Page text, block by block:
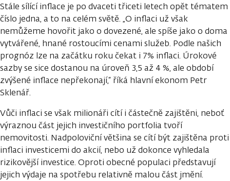
Stále sílící inflace je po dvaceti třiceti letech opět tématem
číslo jedna, a to na celém světě. „O inflaci už však
nemůžeme hovořit jako o dovezené, ale spíše jako o doma
vytvářené, hnané rostoucími cenami služeb. Podle našich
prognóz lze na začátku roku čekat i 7% inflaci. Úrokové
sazby se sice dostanou na úroveň 3,5 až 4 %, ale období
zvýšené inflace nepřekonají,“ říká hlavní ekonom Petr
Sklenář.
Vůči inflaci se však milionáři cítí i částečně zajištěni, neboť
výraznou část jejich investičního portfolia tvoří
nemovitosti. Nadpoloviční většina se cítí být zajištěna proti
inflaci investicemi do akcií, nebo už dokonce vyhledala
rizikovější investice. Oproti obecné populaci představují
jejich výdaje na spotřebu relativně malou část jmění.